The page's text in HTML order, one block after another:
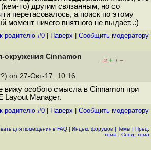
то) другим связанным, но со
перетасовалось, а поиск по этому
момент ничего внятного не выдаёт..:)
родителю #0 Наверх Cообщить модератору
окружения Cinnamon
–2 + / –
on 27-Окт-17, 10:16
вижу особого смысла в Cinnamon при
Layout Manager.
родителю #0 Наверх Cообщить модератору
для помещения в FAQ | Индекс форумов | Темы | Пред.
тема | След. тема